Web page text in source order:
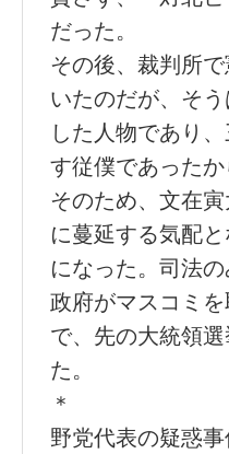
だった。
その後、裁判所
いたのだが、そ
した人物であり
す従僕であったか
そのため、文在
に蔓延する気配
になった。司法
政府がマスコミ
で、先の大統領
た。
＊
野党代表の疑惑